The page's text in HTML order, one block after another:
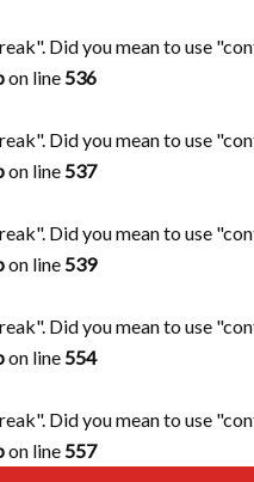
Did you mean to use
on line536
Did you mean to use
on line537
Did you mean to use
on line539
Did you mean to use
on line554
Did you mean to use
on line557